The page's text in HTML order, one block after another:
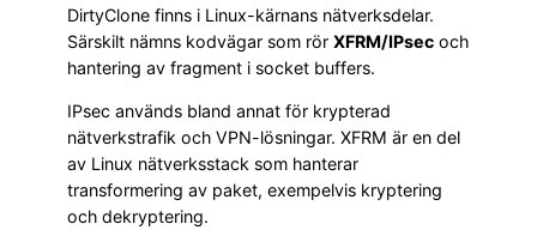
DirtyClone finns i Linux-kärnans nätverksdelar.
Särskilt nämns kodvägar som rör XFRM/IPsec och
hantering av fragment i socket buffers.
IPsec används bland annat för krypterad
nätverkstrafik och VPN-lösningar. XFRM är en del
av Linux nätverksstack som hanterar
transformering av paket, exempelvis kryptering
och dekryptering.